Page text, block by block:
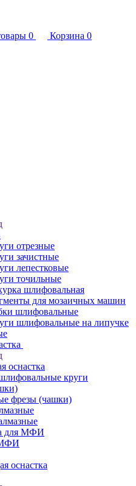
0 Корзина 0
отрезные
зачистные
лепестковые
точильные
шлифовальная
для мозаичных машин
шлифовальные
шлифовальные на липучке
оснастка
круги
фрезы (чашки)
для МФИ
МФИ
оснастка